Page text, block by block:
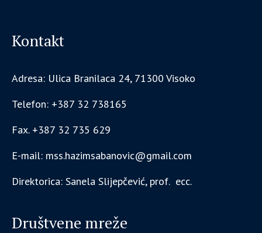
Kontakt
Adresa: Ulica Branilaca 24, 71300 Visoko
Telefon: +387 32 738165
Fax. +387 32 735 629
E-mail: mss.hazimsabanovic@gmail.com
Direktorica: Sanela Slijepčević, prof. ecc.
Društvene mreže